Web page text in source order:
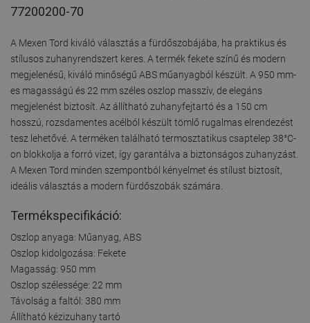
77200200-70
A Mexen Tord kiváló választás a fürdőszobájába, ha praktikus és
stílusos zuhanyrendszert keres. A termék fekete színű és modern
megjelenésű, kiváló minőségű ABS műanyagból készült. A 950 mm-
es magasságú és 22 mm széles oszlop masszív, de elegáns
megjelenést biztosít. Az állítható zuhanyfejtartó és a 150 cm
hosszú, rozsdamentes acélból készült tömlő rugalmas elrendezést
tesz lehetővé. A terméken található termosztatikus csaptelep 38°C-
on blokkolja a forró vizet, így garantálva a biztonságos zuhanyzást.
A Mexen Tord minden szempontból kényelmet és stílust biztosít,
ideális választás a modern fürdőszobák számára.
Termékspecifikáció:
Oszlop anyaga: Műanyag, ABS
Oszlop kidolgozása: Fekete
Magasság: 950 mm
Oszlop szélessége: 22 mm
Távolság a faltól: 380 mm
Állítható kézizuhany tartó